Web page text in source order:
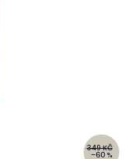
349 KČ
–60 %